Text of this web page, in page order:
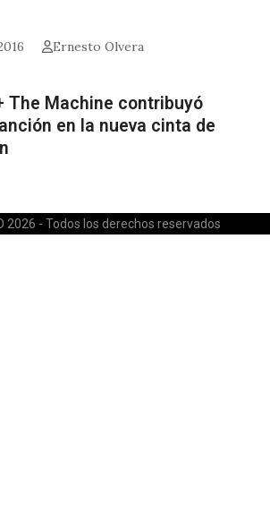
Ernesto Olvera
The Machine contribuyó
en la nueva cinta de
2026 - Todos los derechos reservados